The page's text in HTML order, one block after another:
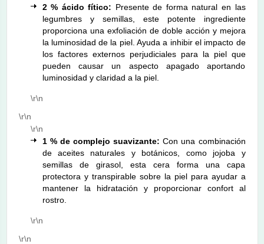
2 % ácido fítico: Presente de forma natural en las
legumbres y semillas, este potente ingrediente
proporciona una exfoliación de doble acción y mejora
la luminosidad de la piel. Ayuda a inhibir el impacto de
los factores externos perjudiciales para la piel que
pueden causar un aspecto apagado aportando
luminosidad y claridad a la piel.
\r\n
\r\n
\r\n
1 % de complejo suavizante: Con una combinación
de aceites naturales y botánicos, como jojoba y
semillas de girasol, esta cera forma una capa
protectora y transpirable sobre la piel para ayudar a
mantener la hidratación y proporcionar confort al
rostro.
\r\n
\r\n